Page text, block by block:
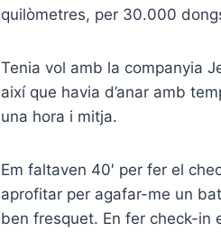
quilòmetres, per 30.000
Tenia vol amb la companyia
així que havia d’anar amb
una hora i mitja.
Em faltaven 40′ per fer el
aprofitar per agafar-me un
ben fresquet. En fer check-in